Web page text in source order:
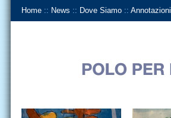
Home :: News :: Dove Siamo :: Annotazioni